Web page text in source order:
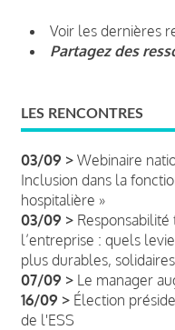
Voir les dernières
Partagez des
LES RENCONTRES
03/09 > Webinaire
Inclusion dans la
hospitalière »
03/09 >
l’entreprise : quels
plus durables,
07/09 > Le manager
16/09 > Élection
de l'ESS